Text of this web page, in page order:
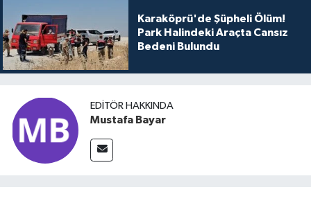
Karaköprü'de Şüpheli Ölüm!
Park Halindeki Araçta Cansız
Bedeni Bulundu
EDITÖR HAKKINDA
Mustafa Bayar